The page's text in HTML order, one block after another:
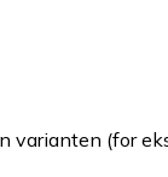
varianten (for